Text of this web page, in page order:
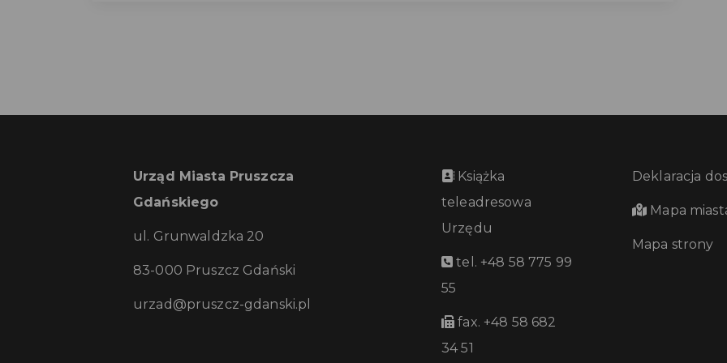
Urząd Miasta Pruszcza
Gdańskiego
ul. Grunwaldzka 20
83-000 Pruszcz Gdański
urzad@pruszcz-gdanski.pl
Książka
teleadresowa
Urzędu
tel. +48 58 775 99
55
fax. +48 58 682
34 51
Deklaracja
Mapa
Mapa strony